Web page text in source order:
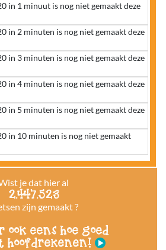
je dat hier al
2.447.523
zijn gemaakt ?
ook eens hoe goed
hoofdrekenen!
in 1 minuut is nog niet gemaakt deze
in 2 minuten is nog niet gemaakt deze
in 3 minuten is nog niet gemaakt deze
in 4 minuten is nog niet gemaakt deze
in 5 minuten is nog niet gemaakt deze
in 10 minuten is nog niet gemaakt